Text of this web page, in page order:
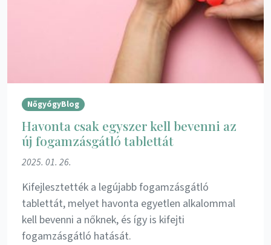
NőgyógyBlog
Havonta csak egyszer kell bevenni az
új fogamzásgátló tablettát
2025. 01. 26.
Kifejlesztették a legújabb fogamzásgátló
tablettát, melyet havonta egyetlen alkalommal
kell bevenni a nőknek, és így is kifejti
fogamzásgátló hatását.